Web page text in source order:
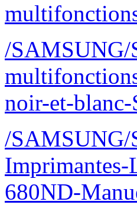
/SAMSUNG/
noir-et-
/SAMSUNG/
680ND-